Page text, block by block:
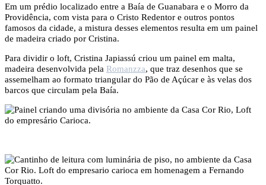
Em um prédio localizado entre a Baía de Guanabara e o Morro da
Providência, com vista para o Cristo Redentor e outros pontos
famosos da cidade, a mistura desses elementos resulta em um painel
de madeira criado por Cristina.
Para dividir o loft, Cristina Japiassú criou um painel em malta,
madeira desenvolvida pela Romanzza, que traz desenhos que se
assemelham ao formato triangular do Pão de Açúcar e às velas dos
barcos que circulam pela Baía.